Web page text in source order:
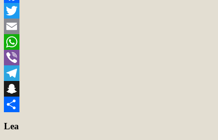
Facebook
Twitter
Email
WhatsApp
Viber
Telegram
Snapchat
Lea